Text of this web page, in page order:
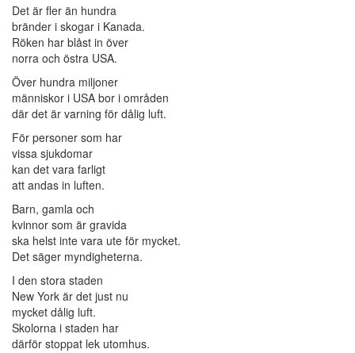
Det är fler än hundra
bränder i skogar i Kanada.
Röken har blåst in över
norra och östra USA.
Över hundra miljoner
människor i USA bor i områden
där det är varning för dålig luft.
För personer som har
vissa sjukdomar
kan det vara farligt
att andas in luften.
Barn, gamla och
kvinnor som är gravida
ska helst inte vara ute för mycket.
Det säger myndigheterna.
I den stora staden
New York är det just nu
mycket dålig luft.
Skolorna i staden har
därför stoppat lek utomhus.